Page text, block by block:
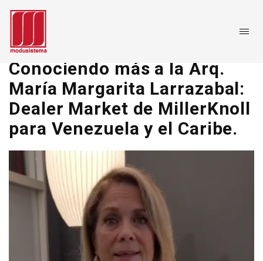
Conociendo más a la Arq.
María Margarita Larrazabal:
Dealer Market de MillerKnoll
para Venezuela y el Caribe.